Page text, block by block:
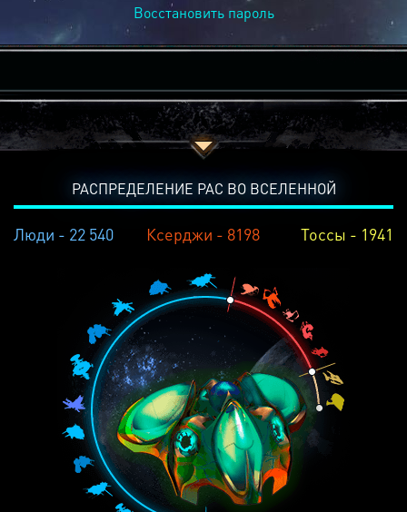
Восстановить пароль
РАСПРЕДЕЛЕНИЕ РАС ВО ВСЕЛЕННОЙ
Люди - 22 540 Ксерджи - 8198 Тоссы - 1941